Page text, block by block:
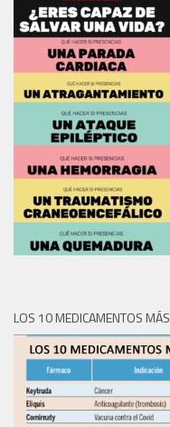
LOS 10 MEDICAMENTOS